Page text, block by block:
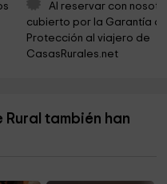
12,0 km
13,6 km
Al reservar con
cubierto por la Garantía
Protección al viajero de
CasasRurales.net
también han